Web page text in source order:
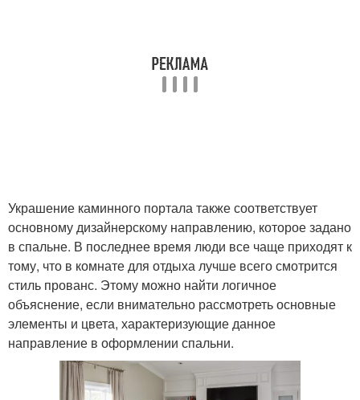
Украшение каминного портала также соответствует
основному дизайнерскому направлению, которое задано
в спальне. В последнее время люди все чаще приходят к
тому, что в комнате для отдыха лучше всего смотрится
стиль прованс. Этому можно найти логичное
объяснение, если внимательно рассмотреть основные
элементы и цвета, характеризующие данное
направление в оформлении спальни.